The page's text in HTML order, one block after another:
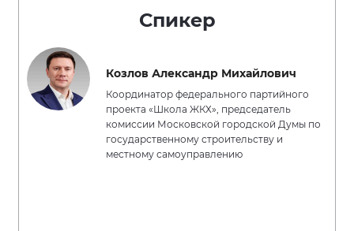
Спикер
Козлов Александр Михайлович
Координатор федерального партийного
проекта «Школа ЖКХ», председатель
комиссии Московской городской Думы по
государственному строительству и
местному самоуправлению